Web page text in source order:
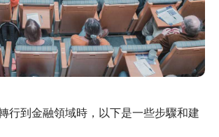
行到金融領域時，以下是一些步驟和建